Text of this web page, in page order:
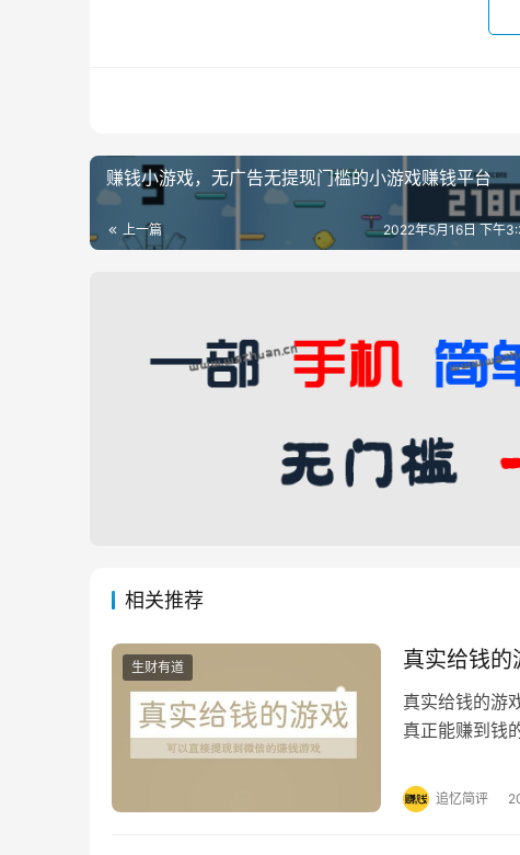
赚钱小游戏，无广告无提现门槛的小游戏赚钱平台
上一篇 2022年5月16日 下午
相关推荐
生财有道 真实给钱的
真实给钱的游
真正能赚到钱
追忆简评